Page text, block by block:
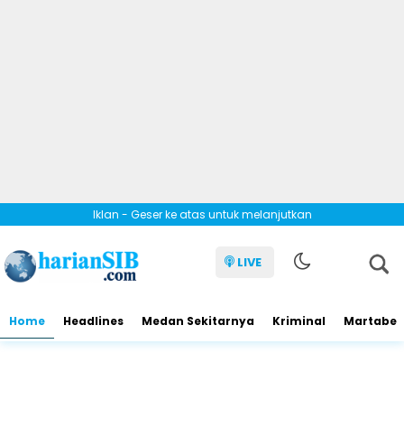
Iklan - Geser ke atas untuk melanjutkan
LIVE
Home Headlines Medan Sekitarnya Kriminal Martabe